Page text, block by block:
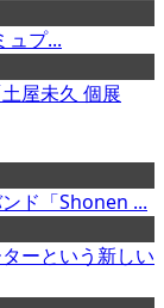
ュプ...
屋未久 個展
ド「Shonen ...
ーという新しい